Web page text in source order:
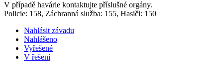
V případě havárie kontaktujte příslušné orgány.
Policie: 158, Záchranná služba: 155, Hasiči: 150
Nahlásit závadu
Nahlášeno
Vyřešené
V řešení